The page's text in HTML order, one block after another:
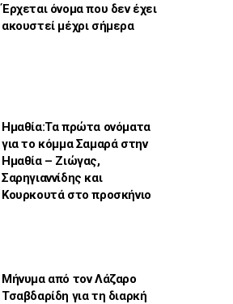
Έρχεται όνομα που δεν έχει
ακουστεί μέχρι σήμερα
Ημαθία:Τα πρώτα ονόματα
για το κόμμα Σαμαρά στην
Ημαθία – Ζιώγας,
Σαρηγιαννίδης και
Κουρκουτά στο προσκήνιο
Μήνυμα από τον Λάζαρο
Τσαβδαρίδη για τη διαρκή